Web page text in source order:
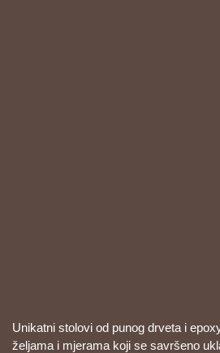
Unikatni stolovi od punog drveta i
željama i mjerama koji se savršeno